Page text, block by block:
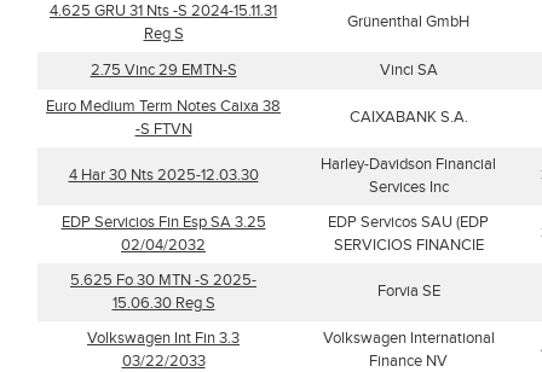
4.625 GRU 31 Nts -S 2024-15.11.31
Reg S
Grünenthal GmbH
2.75 Vinc 29 EMTN-S Vinci SA
Euro Medium Term Notes Caixa 38
-S FTVN
CAIXABANK S.A.
4 Har 30 Nts 2025-12.03.30
Harley-Davidson Financial
Services Inc
EDP Servicios Fin Esp SA 3.25
02/04/2032
EDP Servicos SAU (EDP
SERVICIOS FINANCIE
5.625 Fo 30 MTN -S 2025-
15.06.30 Reg S
Forvia SE
Volkswagen Int Fin 3.3
03/22/2033
Volkswagen International
Finance NV